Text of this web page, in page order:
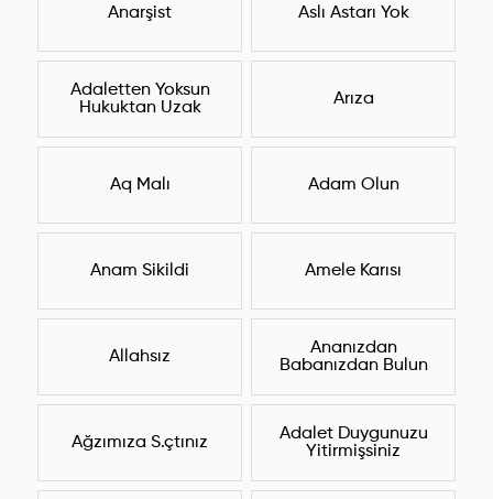
Anarşist Aslı Astarı Yok
Adaletten Yoksun
Hukuktan Uzak
Arıza
Aq Malı Adam Olun
Anam Sikildi Amele Karısı
Allahsız
Ananızdan
Babanızdan Bulun
Ağzımıza S.çtınız
Adalet Duygunuzu
Yitirmişsiniz